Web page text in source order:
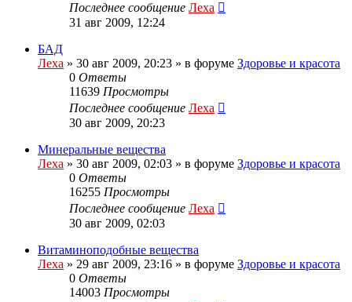
Последнее сообщение Леха
31 авг 2009, 12:24
БАД
Леха » 30 авг 2009, 20:23 » в форуме Здоровье и красота
0 Ответы
11639 Просмотры
Последнее сообщение Леха
30 авг 2009, 20:23
Минеральные вещества
Леха » 30 авг 2009, 02:03 » в форуме Здоровье и красота
0 Ответы
16255 Просмотры
Последнее сообщение Леха
30 авг 2009, 02:03
Витаминоподобные вещества
Леха » 29 авг 2009, 23:16 » в форуме Здоровье и красота
0 Ответы
14003 Просмотры